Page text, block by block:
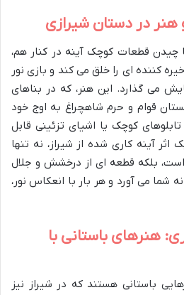
هنر در دستان شیرازی
چیدن قطعات کوچک آینه در کنار هم،
کننده ای را خلق می کند و بازی نور
می گذارد. این هنر، که در بناهای
قوام و حرم شاهچراغ به اوج خود
کوچک یا اشیای تزئینی قابل
آینه کاری شده از شیراز، نه تنها
بلکه قطعه ای از درخشش و جلال
شما می آورد و هر بار با انعکاس نور،
هنرهای باستانی با
باستانی هستند که در شیراز نیز